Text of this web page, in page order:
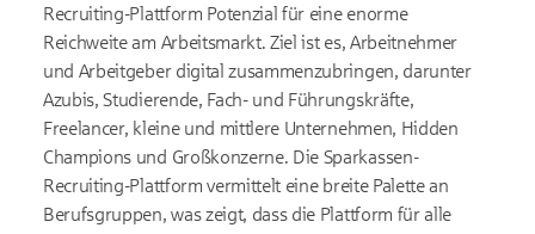
Recruiting-Plattform Potenzial für eine enorme
Reichweite am Arbeitsmarkt. Ziel ist es, Arbeitnehmer
und Arbeitgeber digital zusammenzubringen, darunter
Azubis, Studierende, Fach- und Führungskräfte,
Freelancer, kleine und mittlere Unternehmen, Hidden
Champions und Großkonzerne. Die Sparkassen-
Recruiting-Plattform vermittelt eine breite Palette an
Berufsgruppen, was zeigt, dass die Plattform für alle